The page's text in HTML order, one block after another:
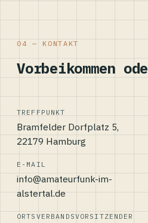
04 — KONTAKT
Vorbeikommen
TREFFPUNKT
Bramfelder Dorfplatz 5,
22179 Hamburg
E-MAIL
info@amateurfunk-im-
alstertal.de
ORTSVERBANDSVORSITZENDER